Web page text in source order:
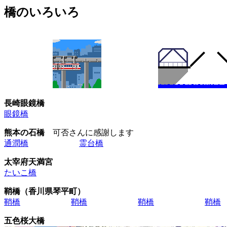
橋のいろいろ
長崎眼鏡橋
眼鏡橋
熊本の石橋可否さんに感謝します
通潤橋
霊台橋
太宰府天満宮
たいこ橋
鞘橋（香川県琴平町）
鞘橋
鞘橋 鞘橋 鞘橋
五色桜大橋